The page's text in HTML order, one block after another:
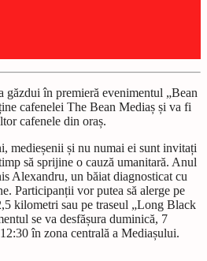
în premieră evenimentul „Bean
cafenelei The Bean Mediaș și va fi
cafenele din oraș.
medieșenii și nu numai ei sunt invitați
să sprijine o cauză umanitară. Anul
Alexandru, un băiat diagnosticat cu
Participanții vor putea să alerge pe
kilometri sau pe traseul „Long Black
se va desfășura duminică, 7
în zona centrală a Mediașului.